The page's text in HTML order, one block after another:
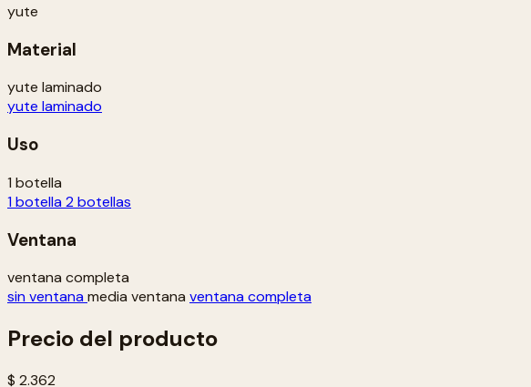
yute
Material
yute laminado
yute laminado
Uso
1 botella
1 botella 2 botellas
Ventana
ventana completa
sin ventana media ventana ventana completa
Precio del producto
$ 2.362